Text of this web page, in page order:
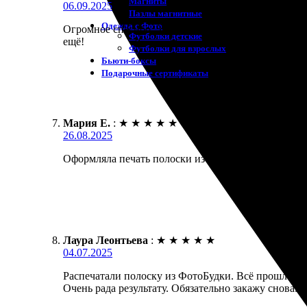
Пазлы магнитные
Одежда с Фото
Футболки детские
Футболки для взрослых
Бьюти-боксы
Подарочные сертификаты
06.09.2025
Огромное спасибо. Заказала фотопечать из
ещё!
Мария Е. : ★ ★ ★ ★ ★
26.08.2025
Оформляла печать полоски из ФотоБудки. Процесс
Лаура Леонтьева : ★ ★ ★ ★ ★
04.07.2025
Распечатали полоску из ФотоБудки. Всё прошло
Очень рада результату. Обязательно закажу снова.